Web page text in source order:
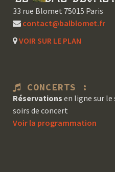
33 rue Blomet 75015 Paris
contact@balblomet.fr
VOIR SUR LE PLAN
CONCERTS :
Réservations en ligne sur le
soirs de concert
Voir la programmation